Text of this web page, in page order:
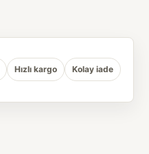
Hızlı kargo Kolay iade